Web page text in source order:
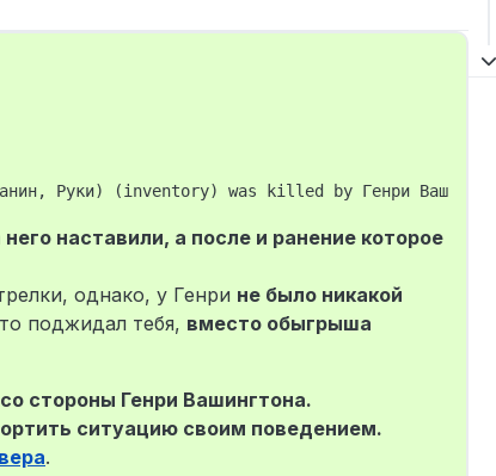
наставили, а после и ранение которое
однако, у Генри не было никакой
поджидал тебя, вместо обыгрыша
стороны Генри Вашингтона.
ситуацию своим поведением.
.